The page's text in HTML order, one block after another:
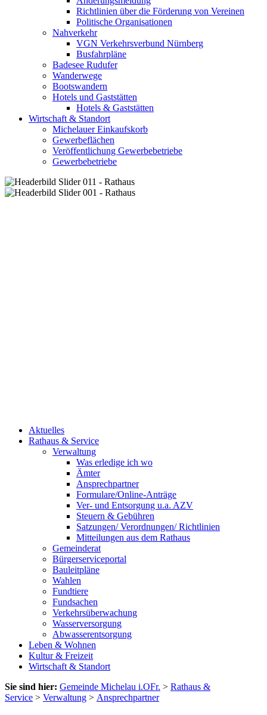
Richtlinien über die Förderung von Vereinen
Politische Organisationen
Nahverkehr
VGN Verkehrsverbund Nürnberg
Busfahrpläne
Badesee Rudufer
Wanderwege
Bootswandern
Hotels und Gaststätten
Hotels & Gaststätten
Wirtschaft & Standort
Michelauer Einkaufskorb
Gewerbeflächen
Veröffentlichung Gewerbebetriebe
Gewerbebetriebe
Aktuelles
Rathaus & Service
Verwaltung
Was erledige ich wo
Ämter
Ansprechpartner
Formulare/Online-Anträge
Ver- und Entsorgung u.a. AZV
Steuern & Gebühren
Satzungen/ Verordnungen/ Richtlinien
Mitteilungen aus dem Rathaus
Gemeinderat
Bürgerserviceportal
Bauleitpläne
Wahlen
Fundtiere
Fundsachen
Verkehrsüberwachung
Wasserversorgung
Abwasserentsorgung
Leben & Wohnen
Kultur & Freizeit
Wirtschaft & Standort
Sie sind hier: Gemeinde Michelau i.OFr. > Rathaus &
Service > Verwaltung > Ansprechpartner